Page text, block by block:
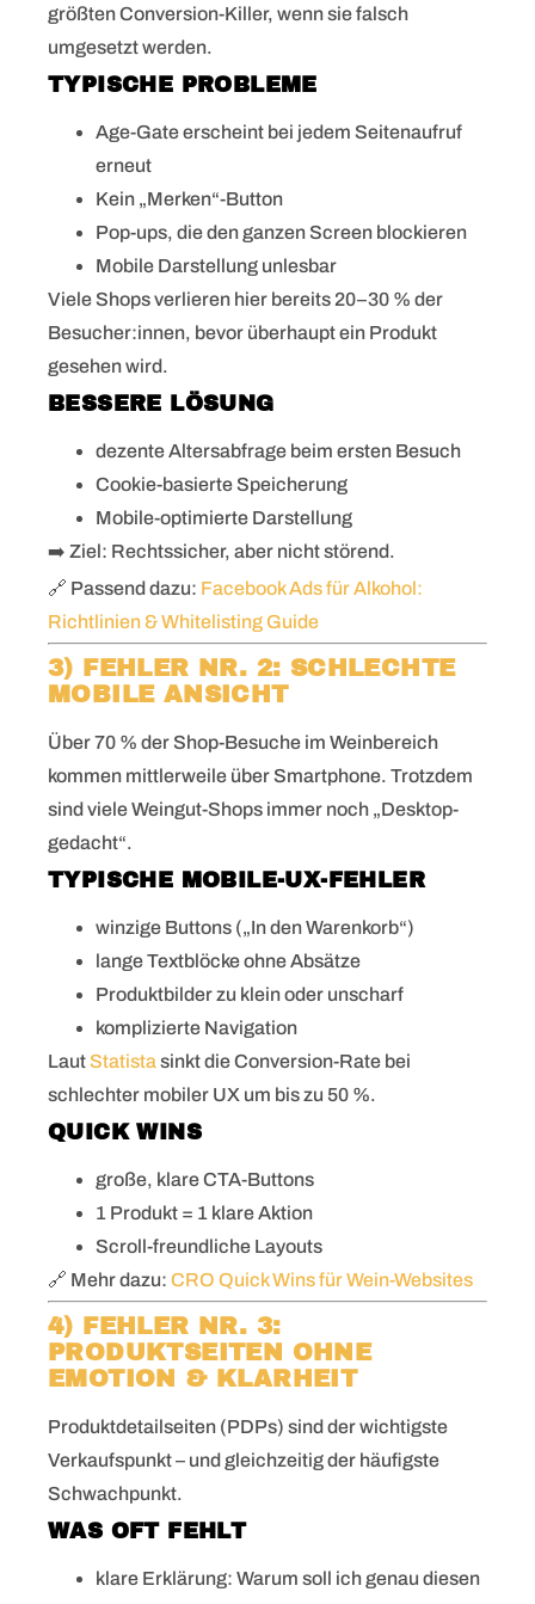
größten Conversion-Killer, wenn sie falsch
umgesetzt werden.
TYPISCHE PROBLEME
Age-Gate erscheint bei jedem Seitenaufruf
erneut
Kein „Merken“-Button
Pop-ups, die den ganzen Screen blockieren
Mobile Darstellung unlesbar
Viele Shops verlieren hier bereits 20–30 % der
Besucher:innen, bevor überhaupt ein Produkt
gesehen wird.
BESSERE LÖSUNG
dezente Altersabfrage beim ersten Besuch
Cookie-basierte Speicherung
Mobile-optimierte Darstellung
➡️ Ziel: Rechtssicher, aber nicht störend.
🔗 Passend dazu: Facebook Ads für Alkohol:
Richtlinien & Whitelisting Guide
3) FEHLER NR. 2: SCHLECHTE
MOBILE ANSICHT
Über 70 % der Shop-Besuche im Weinbereich
kommen mittlerweile über Smartphone. Trotzdem
sind viele Weingut-Shops immer noch „Desktop-
gedacht“.
TYPISCHE MOBILE-UX-FEHLER
winzige Buttons („In den Warenkorb“)
lange Textblöcke ohne Absätze
Produktbilder zu klein oder unscharf
komplizierte Navigation
LautStatistasinkt die Conversion-Rate bei
schlechter mobiler UX um bis zu 50 %.
QUICK WINS
große, klare CTA-Buttons
1 Produkt = 1 klare Aktion
Scroll-freundliche Layouts
🔗 Mehr dazu: CRO Quick Wins für Wein-Websites
4) FEHLER NR. 3:
PRODUKTSEITEN OHNE
EMOTION & KLARHEIT
Produktdetailseiten (PDPs) sind der wichtigste
Verkaufspunkt – und gleichzeitig der häufigste
Schwachpunkt.
WAS OFT FEHLT
klare Erklärung: Warum soll ich genau diesen